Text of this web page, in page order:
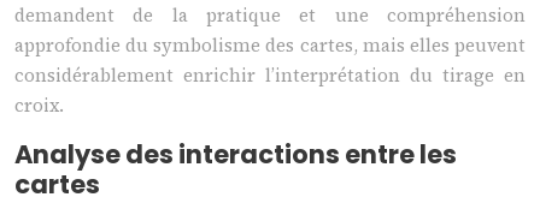
demandent de la pratique et une compréhension
approfondie du symbolisme des cartes, mais elles peuvent
considérablement enrichir l’interprétation du tirage en
croix.
Analyse des interactions entre les
cartes